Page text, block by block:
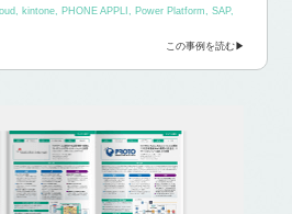
kintone, PHONE APPLI, Power Platform, SAP,
この事例を読む